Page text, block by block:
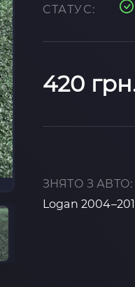
СТАТУС:
420
ЗНЯТО З АВТО:
Logan